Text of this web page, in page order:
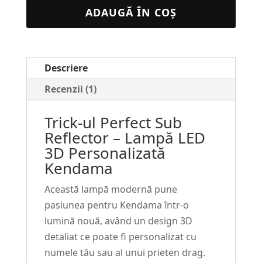
LED
3D
Kendama
ADAUGĂ ÎN COȘ
Descriere
Recenzii (1)
Trick-ul Perfect Sub
Reflector – Lampă LED
3D Personalizată
Kendama
Această lampă modernă pune
pasiunea pentru Kendama într-o
lumină nouă, având un design 3D
detaliat ce poate fi personalizat cu
numele tău sau al unui prieten drag.